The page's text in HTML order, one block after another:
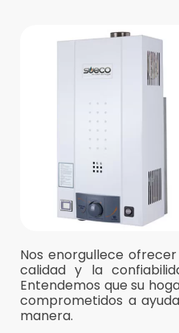
Nos enorgullece
calidad y la
Entendemos que su
comprometidos a
manera.